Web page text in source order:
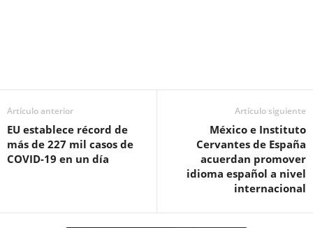
Artículo anterior
EU establece récord de
más de 227 mil casos de
COVID-19 en un día
Artículo siguiente
México e Instituto
Cervantes de España
acuerdan promover
idioma español a nivel
internacional